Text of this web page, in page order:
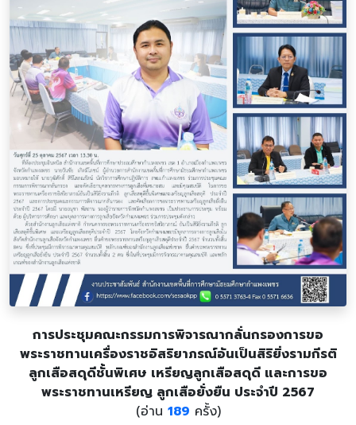
การประชุมคณะกรรมการพิจารณากลั่นกรองการขอ
พระราชทานเครื่องราชอิสริยาภรณ์อันเป็นสิริยิ่งรามกีรติ
ลูกเสือสดุดีชั้นพิเศษ เหรียญลูกเสือสดุดี และการขอ
พระราชทานเหรียญ ลูกเสือยั่งยืน ประจำปี 2567
(อ่าน 189 ครั้ง)